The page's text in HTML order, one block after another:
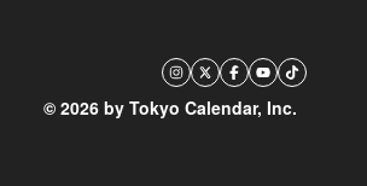
© 2026 by Tokyo Calendar, Inc.